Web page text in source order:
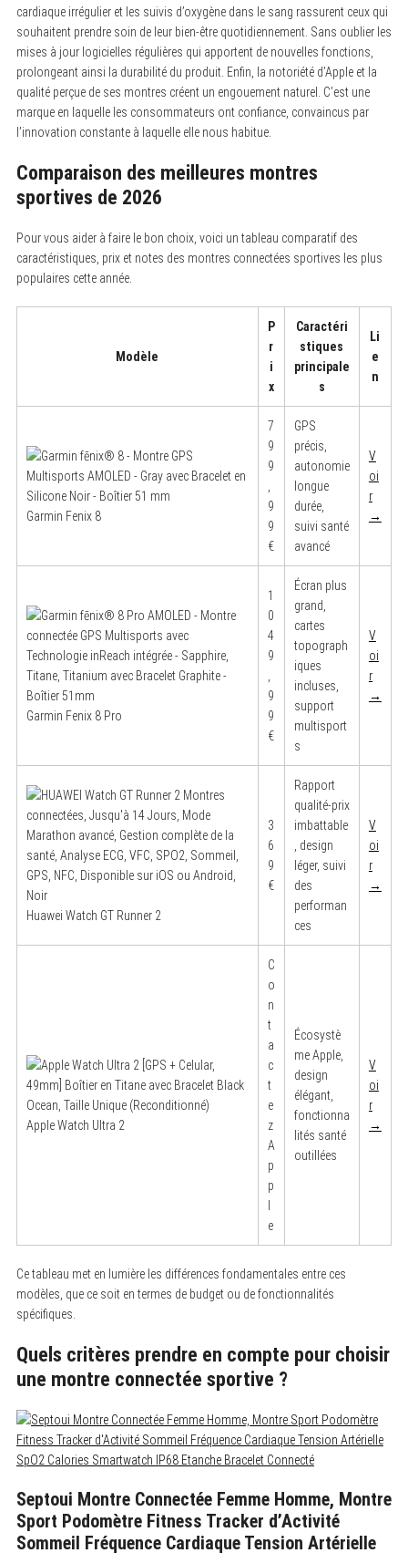
cardiaque irrégulier et les suivis d’oxygène dans le sang rassurent ceux qui
souhaitent prendre soin de leur bien-être quotidiennement. Sans oublier les
mises à jour logicielles régulières qui apportent de nouvelles fonctions,
prolongeant ainsi la durabilité du produit. Enfin, la notoriété d’Apple et la
qualité perçue de ses montres créent un engouement naturel. C’est une
marque en laquelle les consommateurs ont confiance, convaincus par
l’innovation constante à laquelle elle nous habitue.
Comparaison des meilleures montres
sportives de 2026
Pour vous aider à faire le bon choix, voici un tableau comparatif des
caractéristiques, prix et notes des montres connectées sportives les plus
populaires cette année.
Modèle
P
r
i
x
Caractéri
stiques
principale
s
Li
e
n
Garmin Fenix 8
7
9
9
9
9
€
GPS
précis,
autonomie
longue
durée,
suivi santé
avancé
V
oi
r
→
Garmin Fenix 8 Pro
1
0
4
9
9
9
€
Écran plus
grand,
cartes
topograph
iques
incluses,
support
multisport
s
V
oi
r
→
Huawei Watch GT Runner 2
3
6
9
€
Rapport
qualité-prix
imbattable
, design
léger, suivi
des
performan
ces
V
oi
r
→
Apple Watch Ultra 2
C
o
n
t
a
c
t
e
z
A
p
p
e
Écosystè
me Apple,
design
élégant,
fonctionna
lités santé
outillées
V
oi
r
→
Ce tableau met en lumière les différences fondamentales entre ces
modèles, que ce soit en termes de budget ou de fonctionnalités
spécifiques.
Quels critères prendre en compte pour choisir
une montre connectée sportive ?
Septoui Montre Connectée Femme Homme, Montre
Sport Podomètre Fitness Tracker d’Activité
Sommeil Fréquence Cardiaque Tension Artérielle
S
a
r
h